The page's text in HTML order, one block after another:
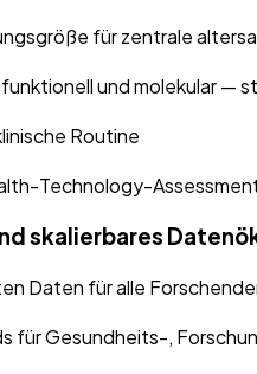
für zentrale
und molekular —
Routine
Technology-
skalierbares
Daten für alle
für Gesundheits-,